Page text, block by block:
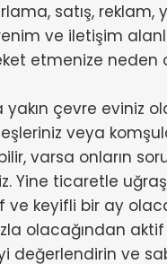
satış, reklam,
ve iletişim
etmenize neden
yakın çevre eviniz
veya
varsa onların
Yine ticaretle
ve keyifli bir ay
olacağından
değerlendirin ve